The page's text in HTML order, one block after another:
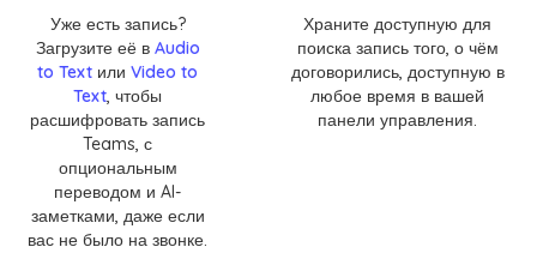
Уже есть запись?
Загрузите её в Audio
to Text или Video to
Text, чтобы
расшифровать запись
Teams, с
опциональным
переводом и AI-
заметками, даже если
вас не было на звонке.
Храните доступную для
поиска запись того, о чём
договорились, доступную в
любое время в вашей
панели управления.